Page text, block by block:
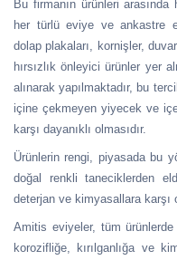
Bu firmanın ürünleri
her türlü eviye ve ankastre
dolap plakaları, kornişler,
hırsızlık önleyici ürünler yer
alınarak yapılmaktadır, bu
içine çekmeyen yiyecek ve
karşı dayanıklı olmasıdır.
Ürünlerin rengi, piyasada bu
doğal renkli taneciklerden
deterjan ve kimyasallara karşı
Amitis eviyeler, tüm ürünlerde
korozifliğe, kırılganlığa ve